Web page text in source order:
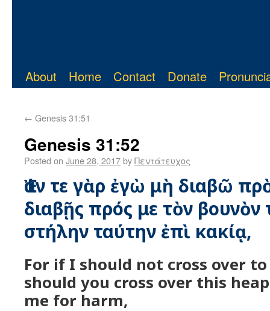
About Home Contact Donate
← Genesis 31:51
Genesis 31:52
Posted on June 28, 2017byΠεντάτευχος
Ἐάν τε γὰρ ἐγὼ μὴ διαβῶ
διαβῇς πρός με τὸν βουνὸν
στήλην ταύτην ἐπὶ κακίᾳ,
For if I should not cross over
should you cross over this
me for harm,